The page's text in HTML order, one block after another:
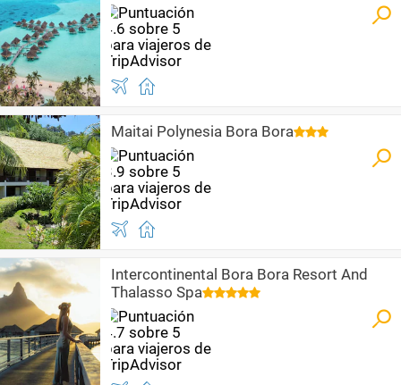
Maitai Polynesia Bora Bora
Intercontinental Bora Bora Resort And
Thalasso Spa